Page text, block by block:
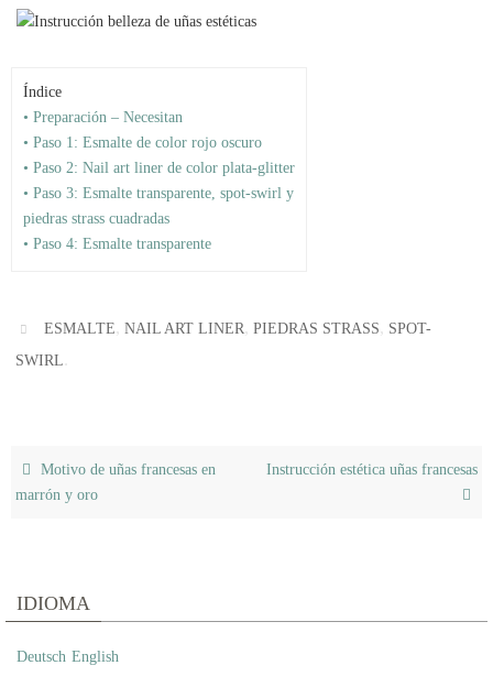
Índice
• Preparación – Necesitan
• Paso 1: Esmalte de color rojo oscuro
• Paso 2: Nail art liner de color plata-glitter
• Paso 3: Esmalte transparente, spot-swirl y
piedras strass cuadradas
• Paso 4: Esmalte transparente
ESMALTE,NAIL ART LINER,PIEDRAS STRASS, SPOT-
SWIRL
Motivo de uñas francesas en
marrón y oro
Instrucción estética uñas francesas
IDIOMA
Deutsch English